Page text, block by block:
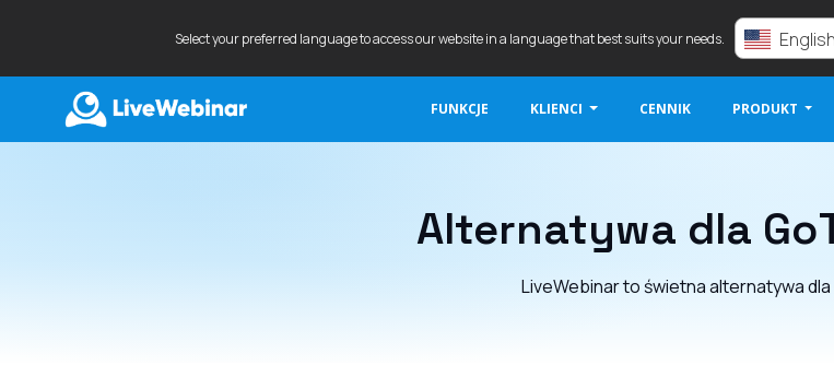
Select your preferred language to access our website in a language that best suits your needs. English
FUNKCJE KLIENCI CENNIK PRODUKT
Alternatywa dla
LiveWebinar to świetna alternatywa